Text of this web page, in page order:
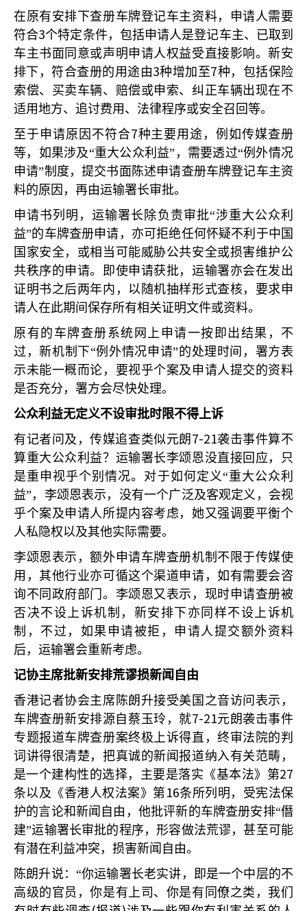
在原有安排下查册车牌登记车主资料，申请人需要
符合3个特定条件，包括申请人是登记车主、已取到
车主书面同意或声明申请人权益受直接影响。新安
排下，符合查册的用途由3种增加至7种，包括保险
索偿、买卖车辆、赔偿或申索、纠正车辆出现在不
适用地方、追讨费用、法律程序或安全召回等。
至于申请原因不符合7种主要用途，例如传媒查册
等，如果涉及“重大公众利益”，需要透过“例外情况
申请”制度，提交书面陈述申请查册车牌登记车主资
料的原因，再由运输署长审批。
申请书列明，运输署长除负责审批“涉重大公众利
益”的车牌查册申请，亦可拒绝任何怀疑不利于中国
国家安全，或相当可能威胁公共安全或损害维护公
共秩序的申请。即使申请获批，运输署亦会在发出
证明书之后两年内，以随机抽样形式查核，要求申
请人在此期间保存所有相关证明文件或资料。
原有的车牌查册系统网上申请一按即出结果，不
过，新机制下“例外情况申请”的处理时间，署方表
示未能一概而论，要视乎个案及申请人提交的资料
是否充分，署方会尽快处理。
公众利益无定义不设审批时限不得上诉
有记者问及，传媒追查类似元朗 7-21袭击事件算不
算重大公众利益？运输署长李颂恩没直接回应，只
是重申视乎个别情况。对于如何定义“重大公众利
益”，李颂恩表示，没有一个广泛及客观定义，会视
乎个案及申请人所提内容考虑，她又强调要平衡个
人私隐权以及其他实际需要。
李颂恩表示，额外申请车牌查册机制不限于传媒使
用，其他行业亦可循这个渠道申请，如有需要会咨
询不同政府部门。李颂恩又表示，现时申请查册被
否决不设上诉机制，新安排下亦同样不设上诉机
制，不过，如果申请被拒，申请人提交额外资料
后，运输署会重新考虑。
记协主席批新安排荒谬损新闻自由
香港记者协会主席陈朗升接受美国之音访问表示，
车牌查册新安排源自蔡玉玲，就7-21元朗袭击事件
专题报道车牌查册案终极上诉得直，终审法院的判
词讲得很清楚，把真诚的新闻报道纳入有关范畴，
是一个建构性的选择，主要是落实《基本法》第27
条以及《香港人权法案》第 16条所列明，受宪法保
护的言论和新闻自由，他批评新的车牌查册安排“僭
建”运输署长审批的程序，形容做法荒谬，甚至可能
有潜在利益冲突，损害新闻自由。
陈朗升说：“你运输署长老实讲，即是一个中层的不
高级的官员，你是有上司、你是有同僚之类，我们